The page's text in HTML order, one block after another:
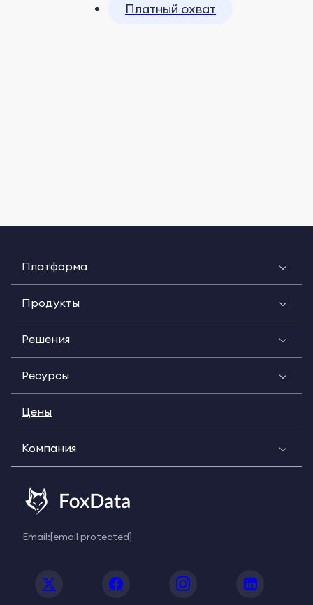
Платный охват
Платформа
Продукты
Решения
Ресурсы
Цены
Компания
Email:[email protected]